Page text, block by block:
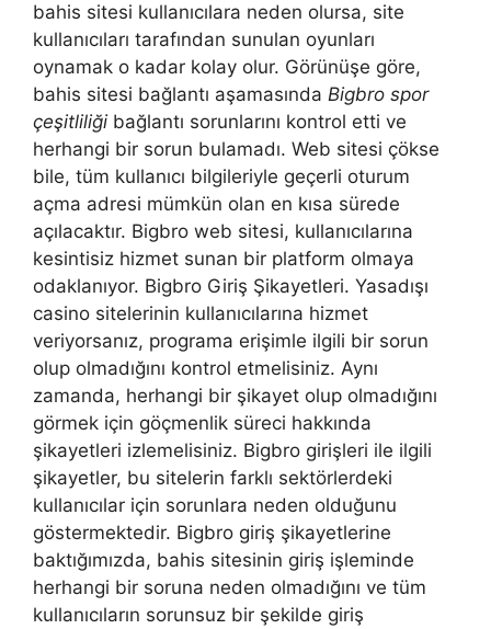
bahis sitesi kullanıcılara neden olursa, site
kullanıcıları tarafından sunulan oyunları
oynamak o kadar kolay olur. Görünüşe göre,
bahis sitesi bağlantı aşamasında Bigbro spor
çeşitliliği bağlantı sorunlarını kontrol etti ve
herhangi bir sorun bulamadı. Web sitesi çökse
bile, tüm kullanıcı bilgileriyle geçerli oturum
açma adresi mümkün olan en kısa sürede
açılacaktır. Bigbro web sitesi, kullanıcılarına
kesintisiz hizmet sunan bir platform olmaya
odaklanıyor. Bigbro Giriş Şikayetleri. Yasadışı
casino sitelerinin kullanıcılarına hizmet
veriyorsanız, programa erişimle ilgili bir sorun
olup olmadığını kontrol etmelisiniz. Aynı
zamanda, herhangi bir şikayet olup olmadığını
görmek için göçmenlik süreci hakkında
şikayetleri izlemelisiniz. Bigbro girişleri ile ilgili
şikayetler, bu sitelerin farklı sektörlerdeki
kullanıcılar için sorunlara neden olduğunu
göstermektedir. Bigbro giriş şikayetlerine
baktığımızda, bahis sitesinin giriş işleminde
herhangi bir soruna neden olmadığını ve tüm
kullanıcıların sorunsuz bir şekilde giriş